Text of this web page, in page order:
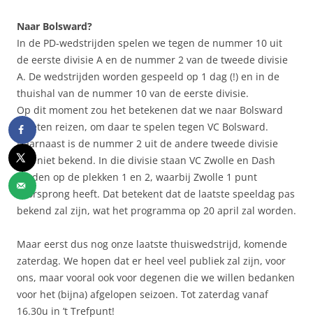
Naar Bolsward?
In de PD-wedstrijden spelen we tegen de nummer 10 uit
de eerste divisie A en de nummer 2 van de tweede divisie
A. De wedstrijden worden gespeeld op 1 dag (!) en in de
thuishal van de nummer 10 van de eerste divisie.
Op dit moment zou het betekenen dat we naar Bolsward
moeten reizen, om daar te spelen tegen VC Bolsward.
Daarnaast is de nummer 2 uit de andere tweede divisie
nog niet bekend. In die divisie staan VC Zwolle en Dash
Vorden op de plekken 1 en 2, waarbij Zwolle 1 punt
voorsprong heeft. Dat betekent dat de laatste speeldag pas
bekend zal zijn, wat het programma op 20 april zal worden.
Maar eerst dus nog onze laatste thuiswedstrijd, komende
zaterdag. We hopen dat er heel veel publiek zal zijn, voor
ons, maar vooral ook voor degenen die we willen bedanken
voor het (bijna) afgelopen seizoen. Tot zaterdag vanaf
16.30u in ’t Trefpunt!